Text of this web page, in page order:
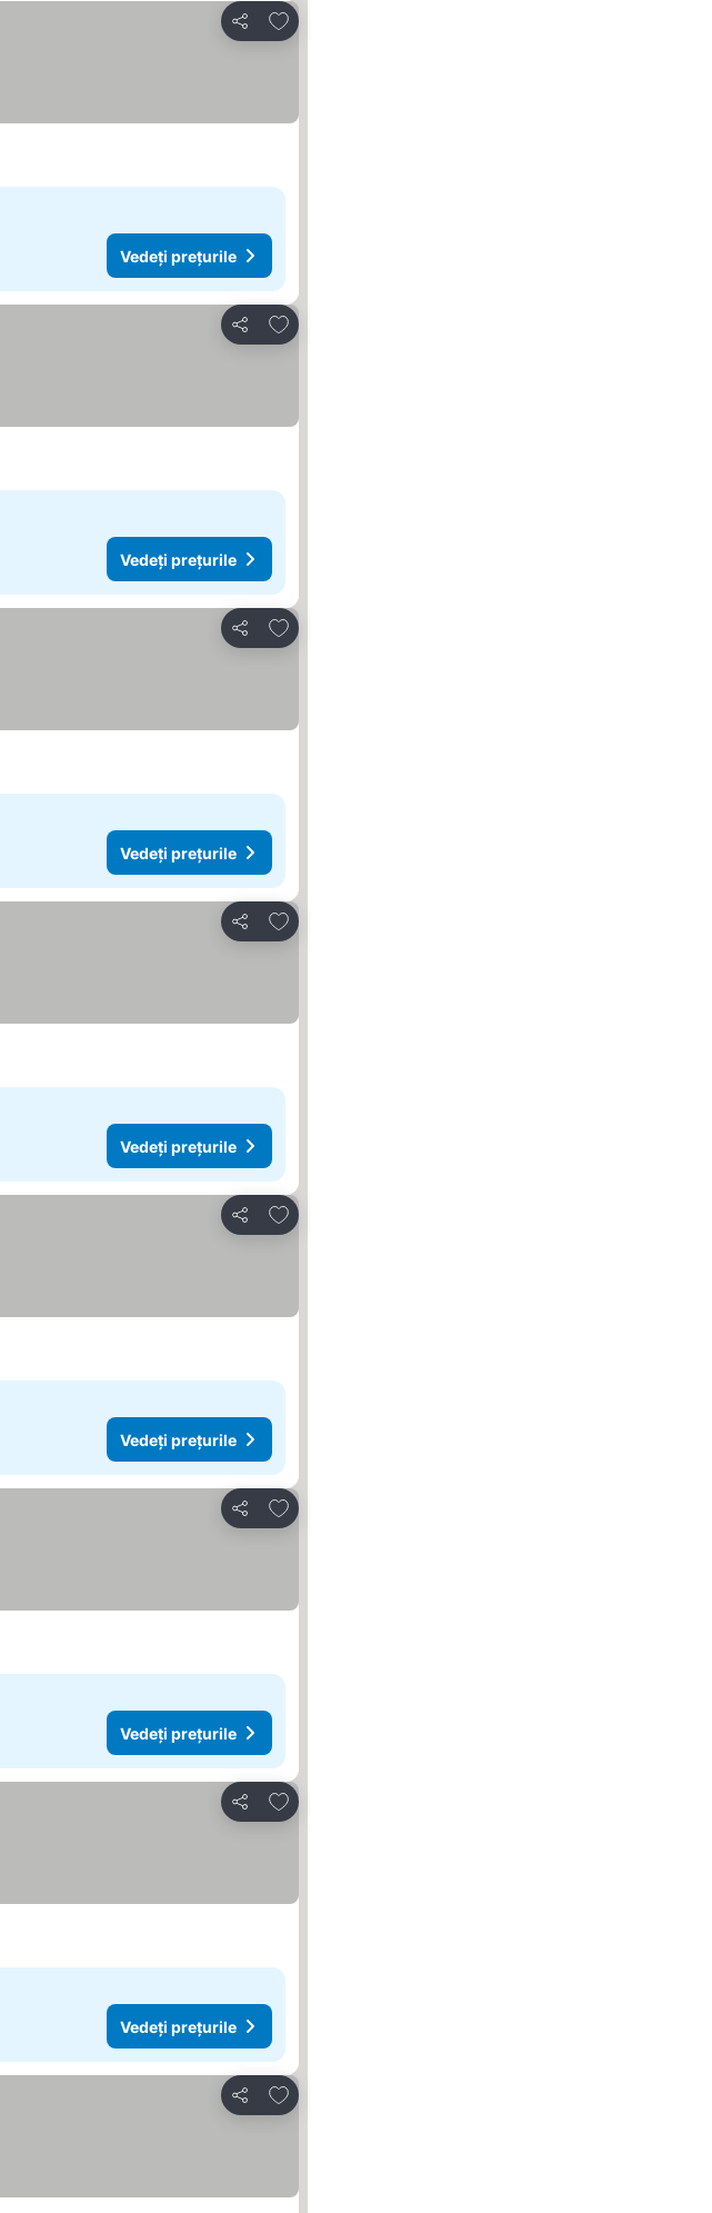
Distribuiți
Adăugaţi la favorite
Vedeți prețurile
Distribuiți
Adăugaţi la favorite
Vedeți prețurile
Distribuiți
Adăugaţi la favorite
Vedeți prețurile
Distribuiți
Adăugaţi la favorite
Vedeți prețurile
Distribuiți
Adăugaţi la favorite
Vedeți prețurile
Distribuiți
Adăugaţi la favorite
Vedeți prețurile
Distribuiți
Adăugaţi la favorite
Vedeți prețurile
Distribuiți
Adăugaţi la favorite